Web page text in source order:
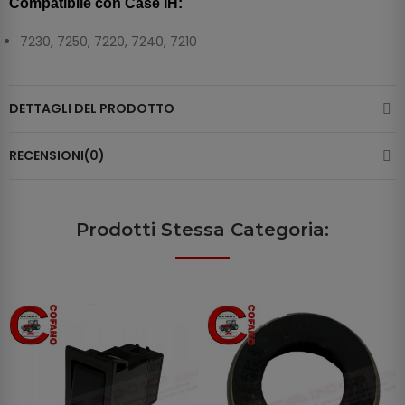
Compatibile con Case IH:
7230, 7250, 7220, 7240, 7210
DETTAGLI DEL PRODOTTO
RECENSIONI(0)
Prodotti Stessa Categoria: